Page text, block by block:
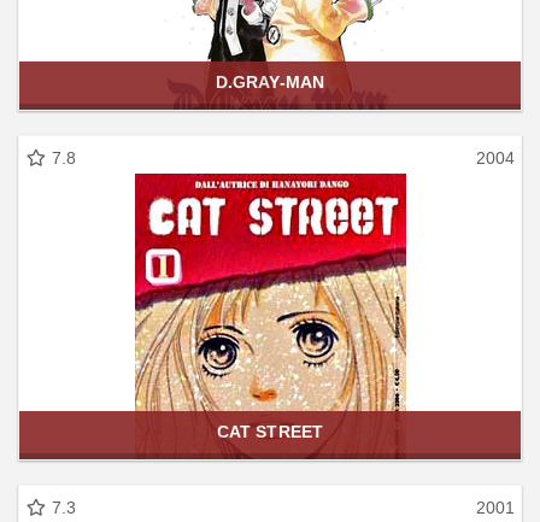
D.GRAY-MAN
7.8 2004
CAT STREET
7.3 2001